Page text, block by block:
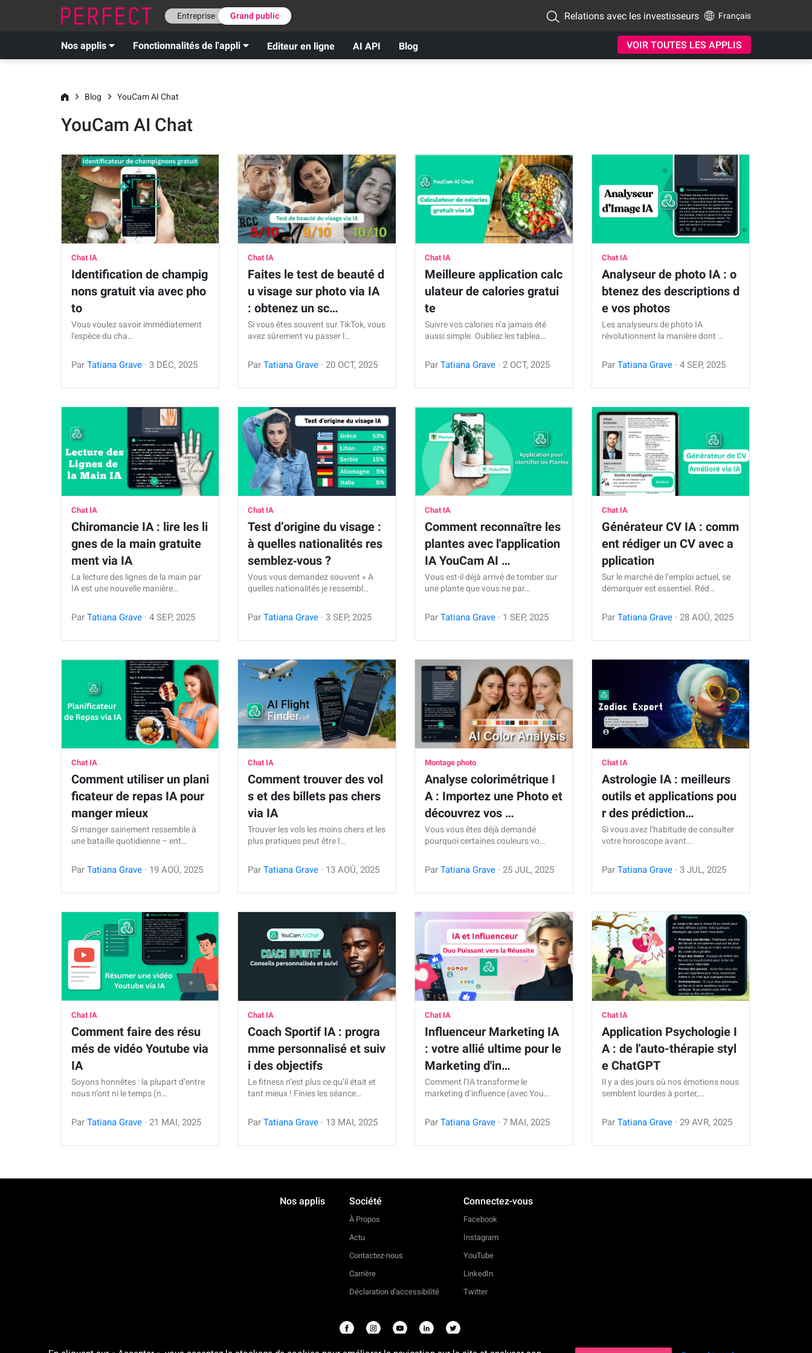
Entreprise Grand public Relations avec les investisseurs Français
Nos applis Fonctionnalités de l'appli Editeur en ligne AI API Blog VOIR TOUTES LES APPLIS
Blog YouCam AI Chat
YouCam AI Chat
Chat IA
Identification de champig
nons gratuit via avec pho
to
Vous voulez savoir immédiatement
l'espèce du cha…
Par Tatiana Grave· 3 DÉC, 2025
Chat IA
Faites le test de beauté d
u visage sur photo via IA
: obtenez un sc…
Si vous êtes souvent sur TikTok, vous
avez sûrement vu passer l…
ParTatiana Grave · 20 OCT, 2025
Chat IA
Meilleure application calc
ulateur de calories gratui
te
Suivre vos calories n’a jamais été
aussi simple. Oubliez les tablea…
Par Tatiana Grave· 2 OCT, 2025
Chat IA
Analyseur de photo IA : o
btenez des descriptions d
e vos photos
Les analyseurs de photo IA
révolutionnent la manière dont …
Par Tatiana Grave· 4 SEP, 2025
Chat IA
Chiromancie IA : lire les li
gnes de la main gratuite
ment via IA
La lecture des lignes de la main par
IA est une nouvelle manière…
Par Tatiana Grave· 4 SEP, 2025
Chat IA
Test d’origine du visage :
à quelles nationalités res
semblez‑vous ?
Vous vous demandez souvent « A
quelles nationalités je ressembl…
ParTatiana Grave · 3 SEP, 2025
Chat IA
Comment reconnaître les
plantes avec l'application
IA YouCam AI …
Vous est-il déjà arrivé de tomber sur
une plante que vous ne par…
Par Tatiana Grave· 1 SEP, 2025
Chat IA
Générateur CV IA : comm
ent rédiger un CV avec a
pplication
Sur le marché de l’emploi actuel, se
démarquer est essentiel. Réd…
Par Tatiana Grave· 28 AOÛ, 2025
Chat IA
Comment utiliser un plani
ficateur de repas IA pour
manger mieux
Si manger sainement ressemble à
une bataille quotidienne – ent…
Par Tatiana Grave· 19 AOÛ, 2025
Chat IA
Comment trouver des vol
s et des billets pas chers
via IA
Trouver les vols les moins chers et les
plus pratiques peut être l…
ParTatiana Grave · 13 AOÛ, 2025
Montage photo
Analyse colorimétrique I
A : Importez une Photo et
découvrez vos …
Vous vous êtes déjà demandé
pourquoi certaines couleurs vo…
Par Tatiana Grave· 25 JUL, 2025
Chat IA
Astrologie IA : meilleurs
outils et applications pou
r des prédiction…
Si vous avez l’habitude de consulter
votre horoscope avant…
Par Tatiana Grave· 3 JUL, 2025
Chat IA
Comment faire des résu
més de vidéo Youtube via
IA
Soyons honnêtes : la plupart d’entre
nous n’ont ni le temps (n…
Par Tatiana Grave· 21 MAI, 2025
Chat IA
Coach Sportif IA : progra
mme personnalisé et suiv
i des objectifs
Le fitness n’est plus ce qu’il était et
tant mieux ! Finies les séance…
ParTatiana Grave · 13 MAI, 2025
Chat IA
Influenceur Marketing IA
: votre allié ultime pour le
Marketing d'in…
Comment l’IA transforme le
marketing d’influence (avec You…
Par Tatiana Grave· 7 MAI, 2025
Chat IA
Application Psychologie I
A : de l'auto-thérapie styl
e ChatGPT
Il y a des jours où nos émotions nous
semblent lourdes à porter,…
Par Tatiana Grave· 29 AVR, 2025
Nos applis Société
À Propos
Actu
Contactez-nous
Carrière
Déclaration d'accessibilité
Connectez-vous
Facebook
Instagram
YouTube
LinkedIn
Twitter